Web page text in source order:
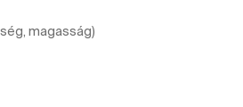
magasság)